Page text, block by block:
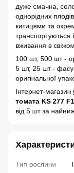
дуже смачна,
однорідних
китицями та
транспортуються
вживання в
100 шт, 500 шт -
5 шт, 25 шт -
оригінальної
Інтернет-магазин
томата KS 277 F1
від 5 шт за
Тип рослини